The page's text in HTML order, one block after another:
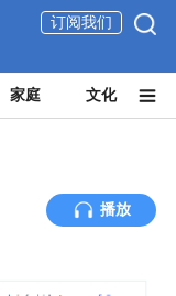
订阅我们
家庭 文化
播放